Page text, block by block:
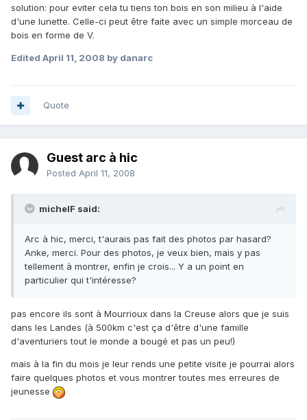
solution: pour eviter cela tu tiens ton bois en son milieu à l'aide
d'une lunette. Celle-ci peut être faite avec un simple morceau de
bois en forme de V.
Edited April 11, 2008 by danarc
Quote
Guest arc à hic
Posted April 11, 2008
michelF said:
Arc à hic, merci, t'aurais pas fait des photos par hasard?
Anke, merci. Pour des photos, je veux bien, mais y pas
tellement à montrer, enfin je crois... Y a un point en
particulier qui t'intéresse?
pas encore ils sont à Mourrioux dans la Creuse alors que je suis
dans les Landes (à 500km c'est ça d'être d'une famille
d'aventuriers tout le monde a bougé et pas un peu!)
mais à la fin du mois je leur rends une petite visite je pourrai alors
faire quelques photos et vous montrer toutes mes erreures de
jeunesse